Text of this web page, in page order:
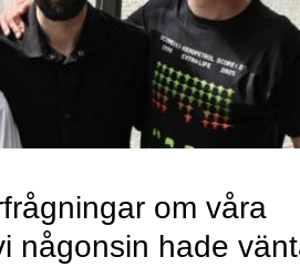
om våra
någonsin hade